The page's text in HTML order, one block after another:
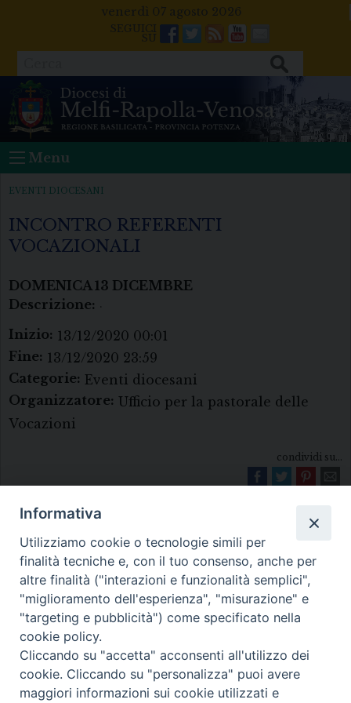
venerdì 07 agosto 2026
Facebook
Twitter
FeedsYoutube
Mail
Menu
EVENTI DIOCESANI
INCONTRO REFERENTI
VOCAZIONALI
DOMENICA 13 DICEMBRE
Descrizione: .
Inizio: 13/12/2020 00:01
Fine: 13/12/2020 23:59
Categorie: Eventi diocesani
Organizzatore: Ufficio per la pastorale delle
Vocazioni
condividi su...
Diocesi di Melfi Rapolla Venosa
• Largo Duomo, 12 - 85025 MELFI (PZ) •
Tel. 0972238604
PEC ufficiale della Diocesi:
Informativa
Utilizziamo cookie o tecnologie simili per
finalità tecniche e, con il tuo consenso, anche per
altre finalità ("interazioni e funzionalità semplici",
"miglioramento dell'esperienza", "misurazione" e
"targeting e pubblicità") come specificato nella
cookie policy.
Cliccando su "accetta" acconsenti all'utilizzo dei
cookie. Cliccando su "personalizza" puoi avere
maggiori informazioni sui cookie utilizzati e